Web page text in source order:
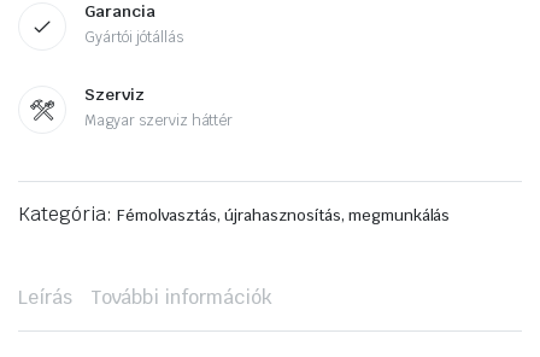
Garancia
Gyártói jótállás
Szerviz
Magyar szerviz háttér
Kategória: Fémolvasztás, újrahasznosítás, megmunkálás
Leírás További információk